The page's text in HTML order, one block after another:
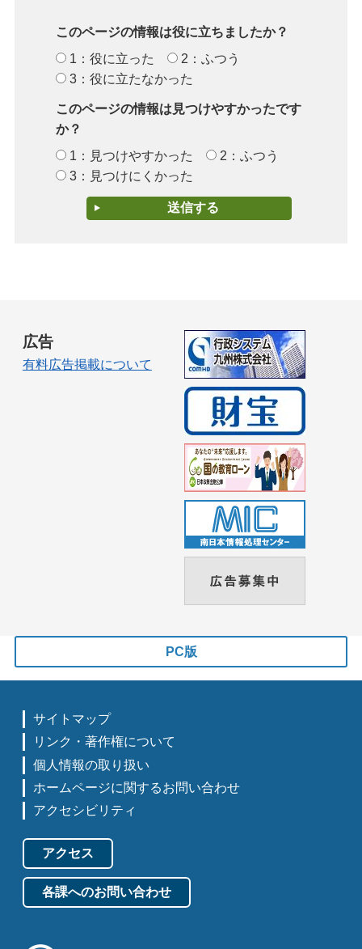
このページの情報は役に立ちましたか？
1：役に立った
2：ふつう
3：役に立たなかった
このページの情報は見つけやすかったです
か？
1：見つけやすかった
2：ふつう
3：見つけにくかった
広告
有料広告掲載について
PC版
サイトマップ
リンク・著作権について
個人情報の取り扱い
ホームページに関するお問い合わせ
アクセシビリティ
アクセス
各課へのお問い合わせ